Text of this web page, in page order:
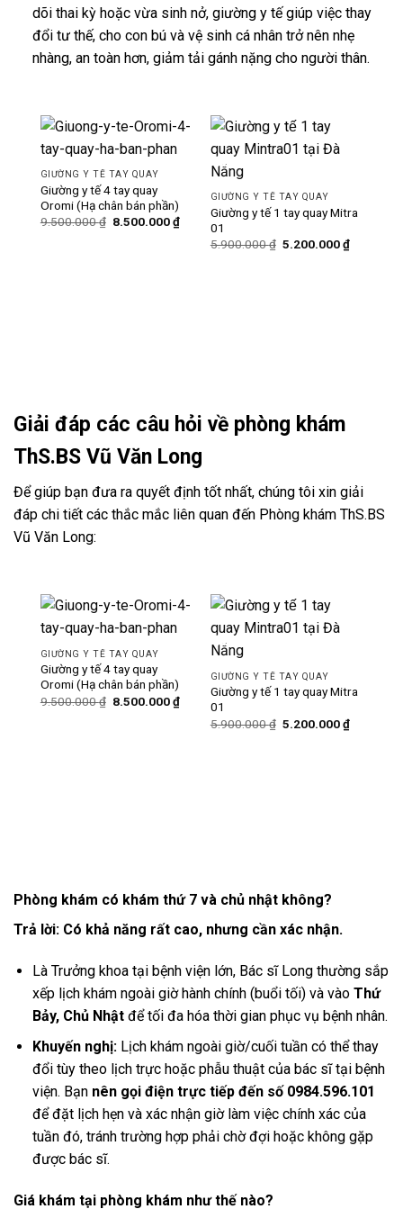
dõi thai kỳ hoặc vừa sinh nở, giường y tế giúp việc thay
đổi tư thế, cho con bú và vệ sinh cá nhân trở nên nhẹ
nhàng, an toàn hơn, giảm tải gánh nặng cho người thân.
-11%
GIƯỜNG Y TẾ TAY QUAY
Giường y tế 4 tay quay
Oromi (Hạ chân bán phần)
9.500.000₫ Giá
8.500.000₫Giá
hiện
-12%
GIƯỜNG Y TẾ TAY QUAY
Giường y tế 1 tay quay Mitra
01
5.900.000₫ Giá
5.200.000₫Giá
hiện
Giải đáp các câu hỏi về phòng khám
ThS.BS Vũ Văn Long
Để giúp bạn đưa ra quyết định tốt nhất, chúng tôi xin giải
đáp chi tiết các thắc mắc liên quan đến Phòng khám ThS.BS
Vũ Văn Long:
-11%
GIƯỜNG Y TẾ TAY QUAY
Giường y tế 4 tay quay
Oromi (Hạ chân bán phần)
9.500.000₫ Giá
8.500.000₫Giá
hiện
-12%
GIƯỜNG Y TẾ TAY QUAY
Giường y tế 1 tay quay Mitra
01
5.900.000₫ Giá
5.200.000₫Giá
hiện
Phòng khám có khám thứ 7 và chủ nhật không?
Trả lời: Có khả năng rất cao, nhưng cần xác nhận.
Là Trưởng khoa tại bệnh viện lớn, Bác sĩ Long thường sắp
xếp lịch khám ngoài giờ hành chính (buổi tối) và vào Thứ
Bảy, Chủ Nhậtđể tối đa hóa thời gian phục vụ bệnh nhân.
Khuyến nghị:Lịch khám ngoài giờ/cuối tuần có thể thay
đổi tùy theo lịch trực hoặc phẫu thuật của bác sĩ tại bệnh
viện. Bạn nên gọi điện trực tiếp đến số 0984.596.101
để đặt lịch hẹn và xác nhận giờ làm việc chính xác của
tuần đó, tránh trường hợp phải chờ đợi hoặc không gặp
được bác sĩ.
Giá khám tại phòng khám như thế nào?